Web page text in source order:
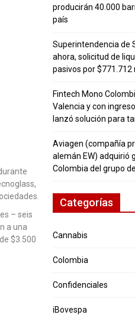
– seis
a una
$3.500
producirán 40.000
país
Superintendencia de
ahora, solicitud de
pasivos por $771.712
Fintech Mono
Valencia y con
lanzó solución para
Aviagen (compañía
alemán EW) adquirió
Colombia del grupo
Categorías
Cannabis
Colombia
Confidenciales
iBovespa